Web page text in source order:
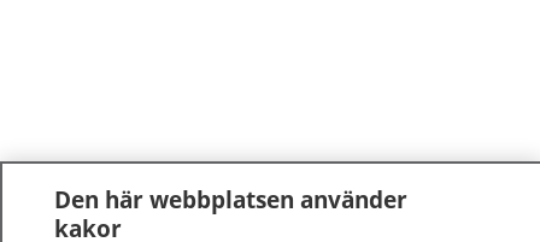
Den här webbplatsen använder
kakor